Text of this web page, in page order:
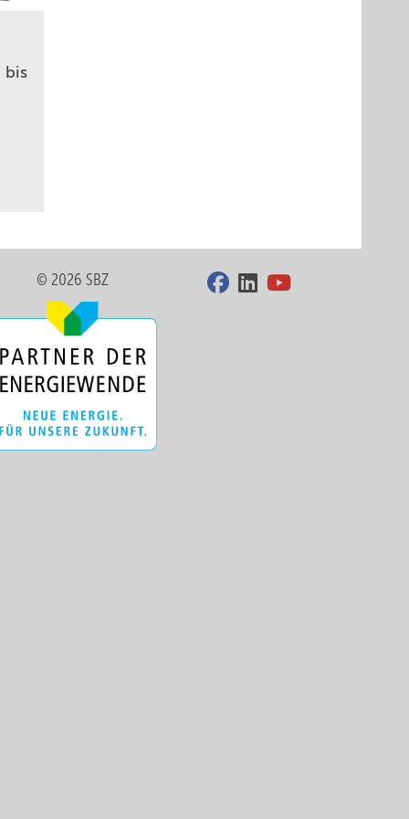
bis
© 2026 SBZ